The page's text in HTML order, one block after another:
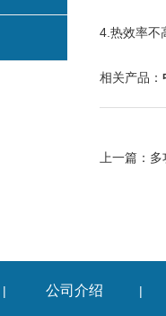
4.热效率不
相关产品：
上一篇： 多
| 公司介绍 |